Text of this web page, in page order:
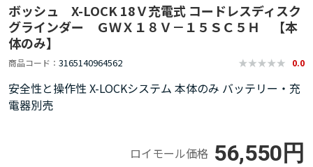
ボッシュ X-LOCK 18Ｖ充電式 コードレスディスク
グラインダー ＧＷＸ１８Ｖ－１５ＳＣ５Ｈ 【本
体のみ】
商品コード 3165140964562 0.0
安全性と操作性 X-LOCKシステム 本体のみ バッテリー・充
電器別売
ロイモール価格 56,550円